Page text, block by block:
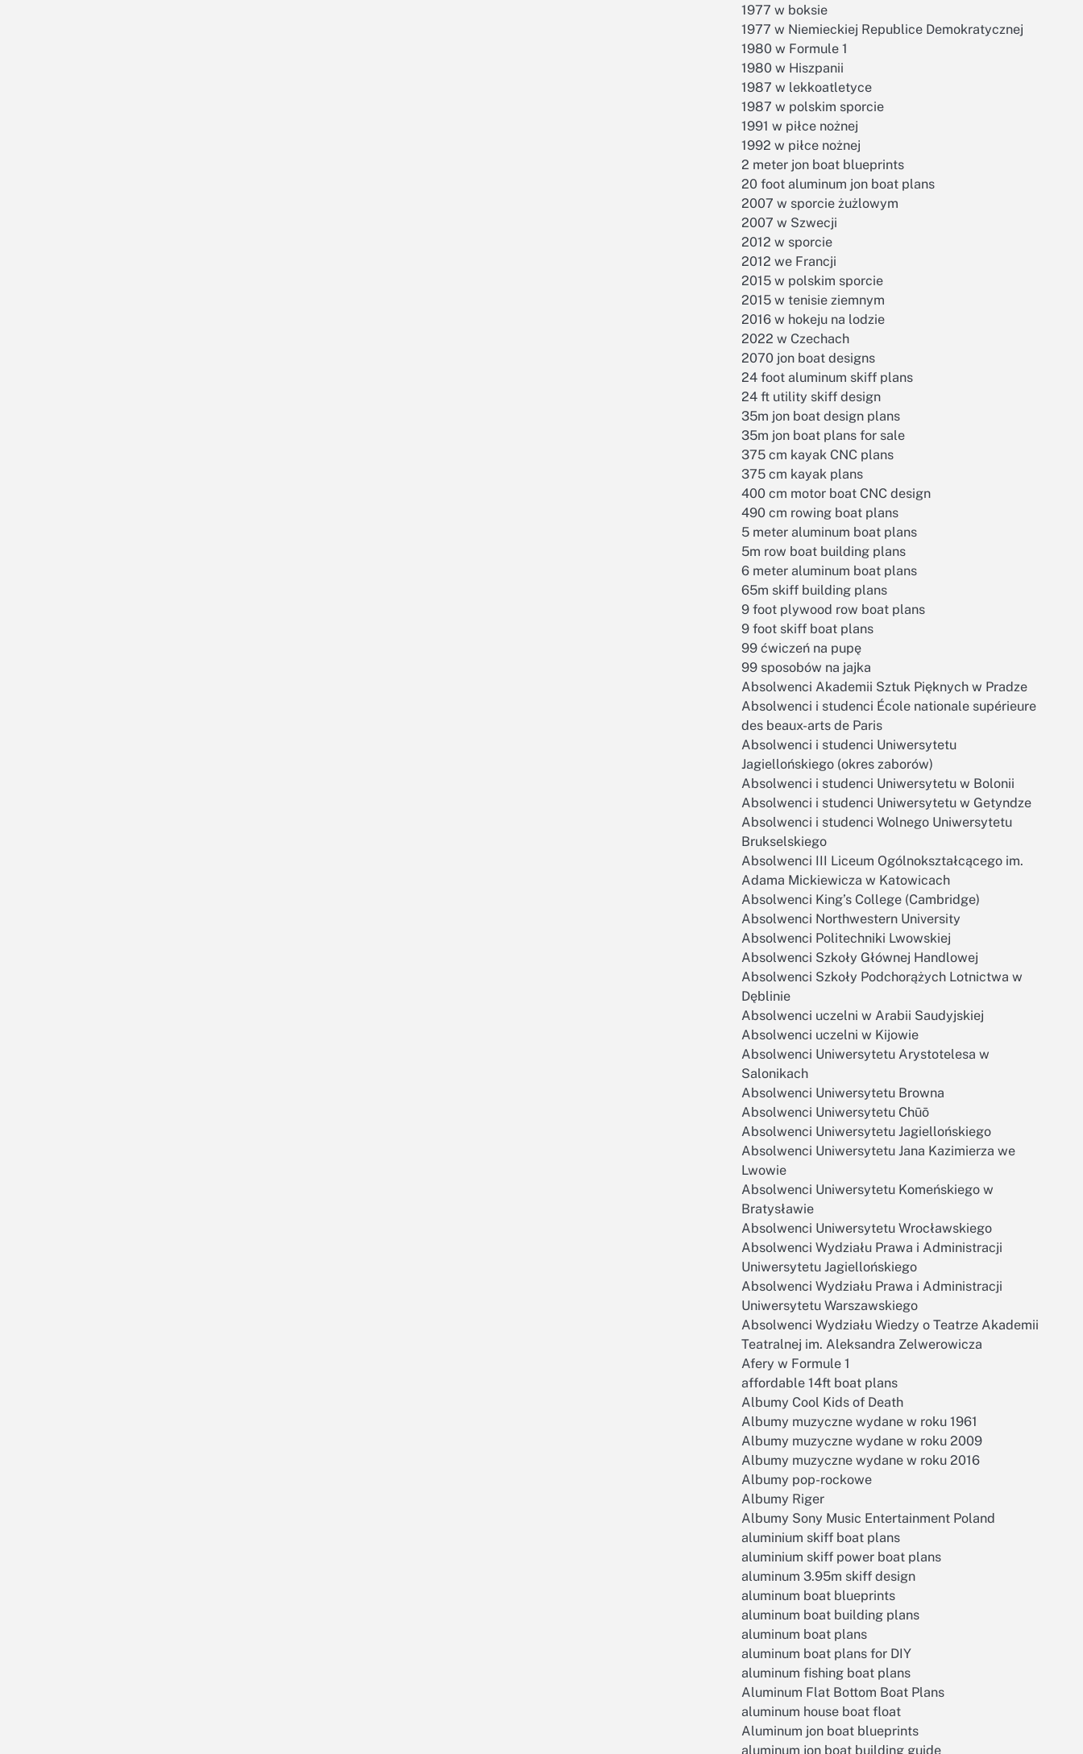
1977 w boksie
1977 w Niemieckiej Republice Demokratycznej
1980 w Formule 1
1980 w Hiszpanii
1987 w lekkoatletyce
1987 w polskim sporcie
1991 w piłce nożnej
1992 w piłce nożnej
2 meter jon boat blueprints
20 foot aluminum jon boat plans
2007 w sporcie żużlowym
2007 w Szwecji
2012 w sporcie
2012 we Francji
2015 w polskim sporcie
2015 w tenisie ziemnym
2016 w hokeju na lodzie
2022 w Czechach
2070 jon boat designs
24 foot aluminum skiff plans
24 ft utility skiff design
35m jon boat design plans
35m jon boat plans for sale
375 cm kayak CNC plans
375 cm kayak plans
400 cm motor boat CNC design
490 cm rowing boat plans
5 meter aluminum boat plans
5m row boat building plans
6 meter aluminum boat plans
65m skiff building plans
9 foot plywood row boat plans
9 foot skiff boat plans
99 ćwiczeń na pupę
99 sposobów na jajka
Absolwenci Akademii Sztuk Pięknych w Pradze
Absolwenci i studenci École nationale supérieure
des beaux-arts de Paris
Absolwenci i studenci Uniwersytetu
Jagiellońskiego (okres zaborów)
Absolwenci i studenci Uniwersytetu w Bolonii
Absolwenci i studenci Uniwersytetu w Getyndze
Absolwenci i studenci Wolnego Uniwersytetu
Brukselskiego
Absolwenci III Liceum Ogólnokształcącego im.
Adama Mickiewicza w Katowicach
Absolwenci King’s College (Cambridge)
Absolwenci Northwestern University
Absolwenci Politechniki Lwowskiej
Absolwenci Szkoły Głównej Handlowej
Absolwenci Szkoły Podchorążych Lotnictwa w
Dęblinie
Absolwenci uczelni w Arabii Saudyjskiej
Absolwenci uczelni w Kijowie
Absolwenci Uniwersytetu Arystotelesa w
Salonikach
Absolwenci Uniwersytetu Browna
Absolwenci Uniwersytetu Chūō
Absolwenci Uniwersytetu Jagiellońskiego
Absolwenci Uniwersytetu Jana Kazimierza we
Lwowie
Absolwenci Uniwersytetu Komeńskiego w
Bratysławie
Absolwenci Uniwersytetu Wrocławskiego
Absolwenci Wydziału Prawa i Administracji
Uniwersytetu Jagiellońskiego
Absolwenci Wydziału Prawa i Administracji
Uniwersytetu Warszawskiego
Absolwenci Wydziału Wiedzy o Teatrze Akademii
Teatralnej im. Aleksandra Zelwerowicza
Afery w Formule 1
affordable 14ft boat plans
Albumy Cool Kids of Death
Albumy muzyczne wydane w roku 1961
Albumy muzyczne wydane w roku 2009
Albumy muzyczne wydane w roku 2016
Albumy pop-rockowe
Albumy Riger
Albumy Sony Music Entertainment Poland
aluminium skiff boat plans
aluminium skiff power boat plans
aluminum 3.95m skiff design
aluminum boat blueprints
aluminum boat building plans
aluminum boat plans
aluminum boat plans for DIY
aluminum fishing boat plans
Aluminum Flat Bottom Boat Plans
aluminum house boat float
Aluminum jon boat blueprints
aluminum jon boat building guide